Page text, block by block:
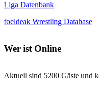
Liga Datenbank
foeldeak Wrestling Database
Wer ist Online
Aktuell sind 5200 Gäste und